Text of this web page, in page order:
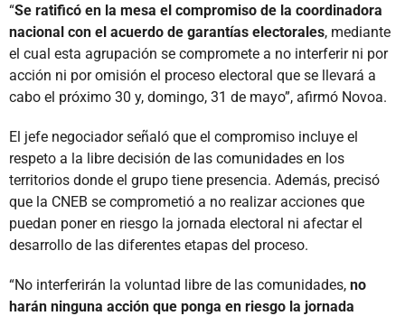
“Se ratificó en la mesa el compromiso de la coordinadora
nacional con el acuerdo de garantías electorales, mediante
el cual esta agrupación se compromete a no interferir ni por
acción ni por omisión el proceso electoral que se llevará a
cabo el próximo 30 y, domingo, 31 de mayo”, afirmó Novoa.
El jefe negociador señaló que el compromiso incluye el
respeto a la libre decisión de las comunidades en los
territorios donde el grupo tiene presencia. Además, precisó
que la CNEB se comprometió a no realizar acciones que
puedan poner en riesgo la jornada electoral ni afectar el
desarrollo de las diferentes etapas del proceso.
“No interferirán la voluntad libre de las comunidades, no
harán ninguna acción que ponga en riesgo la jornada